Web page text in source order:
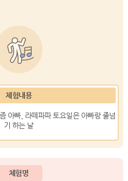
체험내용
아빠, 라떼파파토요일은 아빠랑 줄넘
기 하는 날
체험명